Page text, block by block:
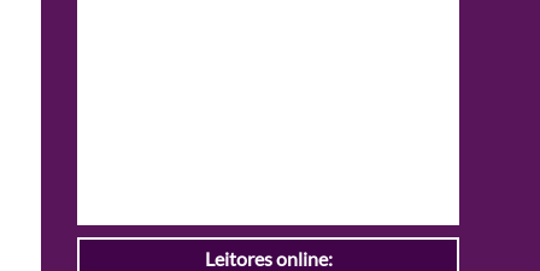
Leitores online: